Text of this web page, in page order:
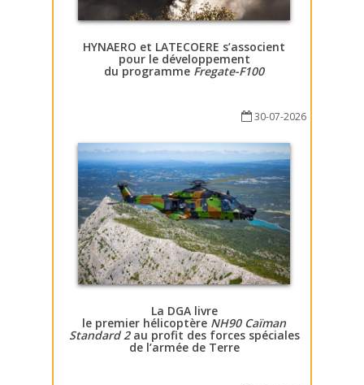
HYNAERO et LATECOERE s’associent
pour le développement
du programme Fregate-F100
30-07-2026
La DGA livre
le premier hélicoptère NH90 Caïman
Standard 2au profit des forces spéciales
de l’armée de Terre